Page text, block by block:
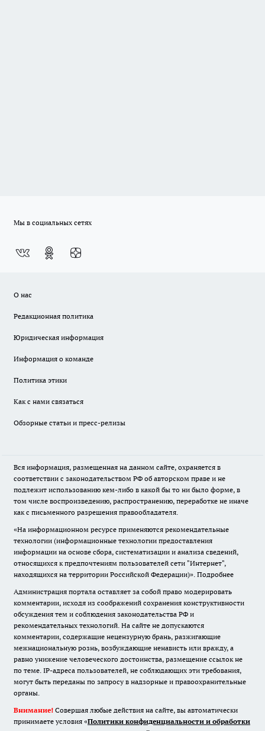
Мы в социальных сетях
О нас
Редакционная политика
Юридическая информация
Информация о команде
Политика этики
Как с нами связаться
Обзорные статьи и пресс-релизы
Вся информация, размещенная на данном сайте, охраняется в
соответствии с законодательством РФ об авторском праве и не
подлежит использованию кем-либо в какой бы то ни было форме, в
том числе воспроизведению, распространению, переработке не иначе
как с письменного разрешения правообладателя.
«На информационном ресурсе применяются рекомендательные
технологии (информационные технологии предоставления
информации на основе сбора, систематизации и анализа сведений,
относящихся к предпочтениям пользователей сети "Интернет",
находящихся на территории Российской Федерации)». Подробнее
Администрация портала оставляет за собой право модерировать
комментарии, исходя из соображений сохранения конструктивности
обсуждения тем и соблюдения законодательства РФ и
рекомендательных технологий. На сайте не допускаются
комментарии, содержащие нецензурную брань, разжигающие
межнациональную рознь, возбуждающие ненависть или вражду, а
равно унижение человеческого достоинства, размещение ссылок не
по теме. IP-адреса пользователей, не соблюдающих эти требования,
могут быть переданы по запросу в надзорные и правоохранительные
органы.
Внимание! Совершая любые действия на сайте, вы автоматически
принимаете условия «Политики конфиденциальности и обработки